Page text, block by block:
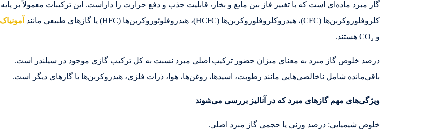
گاز مبرد ماده‌ای است که با تغییر فاز بین مایع و بخار، قابلیت جذب و دفع حرارت را داراست. این ترکیبات معمولاً بر پایه
کلروفلوروکربن‌ها (CFC)، هیدروکلروفلوروکربن‌ها (HCFC)، هیدروفلوئوروکربن‌ها (HFC) یا گازهای طبیعی مانند
آمونیاک
و CO₂ هستند.
درصد خلوص گاز مبرد به معنای میزان حضور ترکیب اصلی مبرد نسبت به کل ترکیب گازی موجود در سیلندر است.
باقی‌مانده شامل ناخالصی‌هایی مانند رطوبت، اسیدها، روغن‌ها، هوا، ذرات فلزی، هیدروکربن‌ها یا گازهای دیگر است.
ویژگی‌های مهم گازهای مبرد که در آنالیز بررسی می‌شوند
خلوص شیمیایی: درصد وزنی یا حجمی گاز مبرد اصلی.